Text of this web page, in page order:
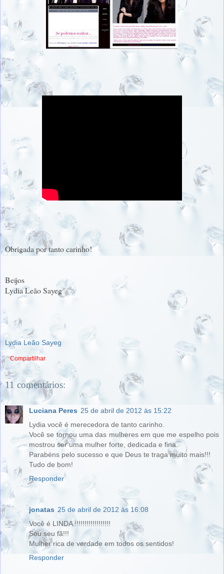
Obrigada por tanto carinho!
Beijos
Lydia Leão Sayeg
Lydia Leão Sayeg
Compartilhar
11 comentários:
Luciana Peres 25 de abril de 2012 às 15:22
Lydia você é merecedora de tanto carinho.
Você se tornou uma das mulheres em que me espelho pois
mostrou ser uma mulher forte, dedicada e fina.
Parabéns pelo sucesso e que Deus te traga muito mais!!!
Tudo de bom!
Responder
jonatas 25 de abril de 2012 às 16:08
Você é LINDA !!!!!!!!!!!!!!!!!!
Sou seu fã!!!
Mulher rica de verdade em todos os sentidos!
Responder